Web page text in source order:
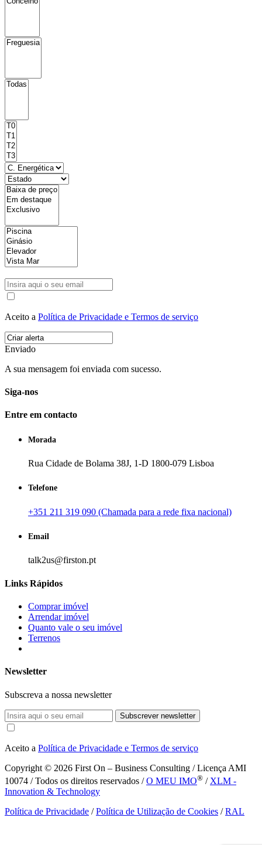
Aceito a Política de Privacidade e Termos de serviço
Enviado
A sua mensagem foi enviada com sucesso.
Siga-nos
Entre em contacto
Morada
Rua Cidade de Bolama 38J, 1-D 1800-079 Lisboa
Telefone
+351 211 319 090 (Chamada para a rede fixa nacional)
Email
talk2us@firston.pt
Links Rápidos
Comprar imóvel
Arrendar imóvel
Quanto vale o seu imóvel
Terrenos
Newsletter
Subscreva a nossa newsletter
Subscrever newsletter
Aceito a Política de Privacidade e Termos de serviço
Copyright © 2026 First On – Business Consulting / Licença AMI
10074 / Todos os direitos reservados /O MEU IMO® / XLM -
Innovation & Technology
Política de Privacidade /Política de Utilização de Cookies /RAL